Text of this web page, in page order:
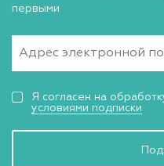
первыми
Я согласен на
условиями подписки